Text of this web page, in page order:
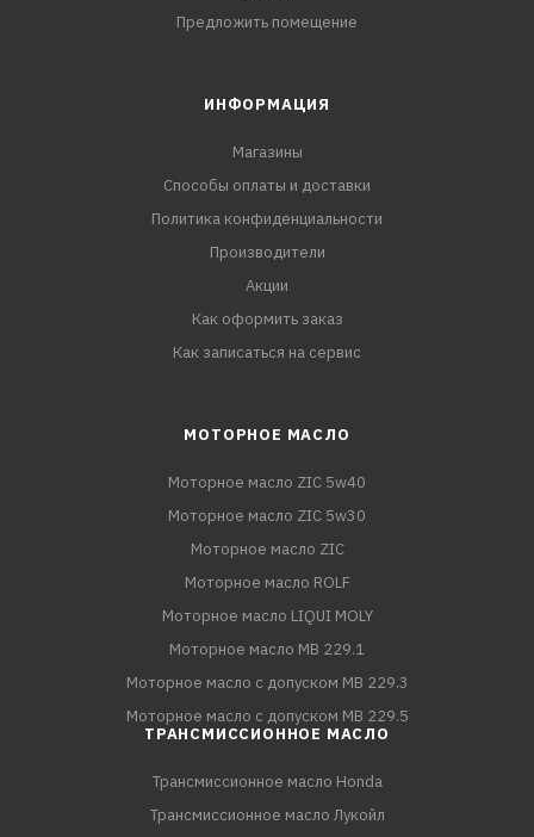
Предложить помещение
ИНФОРМАЦИЯ
Магазины
Способы оплаты и доставки
Политика конфиденциальности
Производители
Акции
Как оформить заказ
Как записаться на сервис
МОТОРНОЕ МАСЛО
Моторное масло ZIC 5w40
Моторное масло ZIC 5w30
Моторное масло ZIC
Моторное масло ROLF
Моторное масло LIQUI MOLY
Моторное масло MB 229.1
Моторное масло с допуском MB 229.3
Моторное масло с допуском MB 229.5
ТРАНСМИССИОННОЕ МАСЛО
Трансмиссионное масло Honda
Трансмиссионное масло Лукойл